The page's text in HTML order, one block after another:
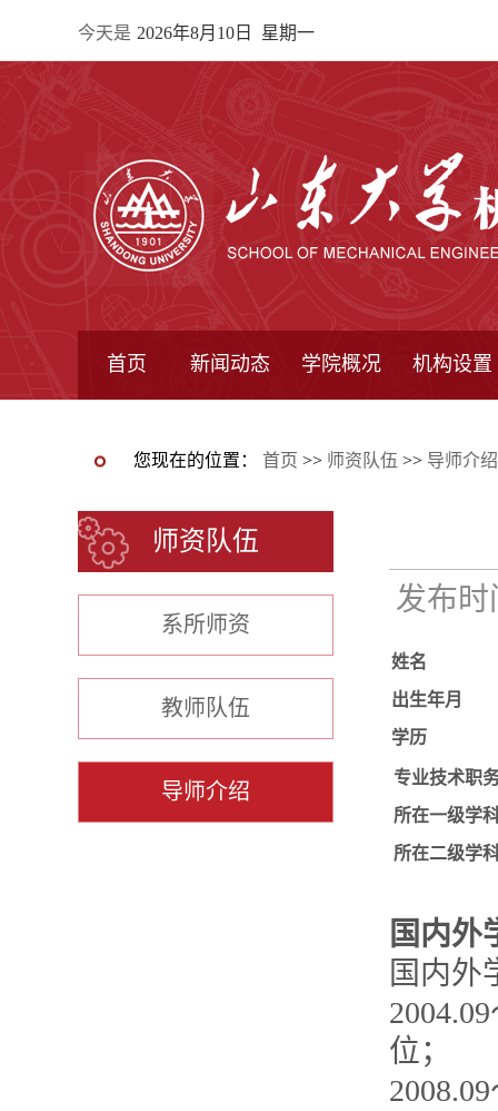
今天是 2026年8月10日 星期一
首页 新闻动态 学院概况 机构设置
您现在的位置： 首页 >> 师资队伍 >> 导师介绍
师资队伍
系所师资
教师队伍
导师介绍
发布
姓名
出生年月
学历
专业技术职
所在一级学
所在二级学
国内外
国内外
位；